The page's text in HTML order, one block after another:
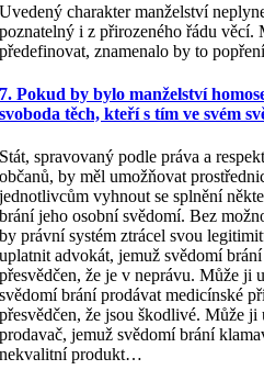
Uvedený charakter manželství
poznatelný i z přirozeného řádu
předefinovat, znamenalo by to
7. Pokud by bylo manželství
svoboda těch, kteří s tím ve svém
Stát, spravovaný podle práva a
občanů, by měl umožňovat
jednotlivcům vyhnout se splnění
brání jeho osobní svědomí. Bez
by právní systém ztrácel svou
uplatnit advokát, jemuž svědomí
přesvědčen, že je v neprávu. Může ji
svědomí brání prodávat medicínské
přesvědčen, že jsou škodlivé. Může
prodavač, jemuž svědomí brání
nekvalitní produkt…